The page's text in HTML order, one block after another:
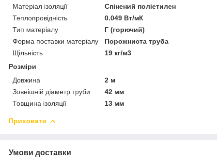
Матеріал ізоляції
Спінений поліетилен
Теплопровідність
0.049 Вт/мК
Тип матеріалу
Г (горючий)
Форма поставки матеріалу
Порожниста труба
Щільність
19 кг/м3
Розміри
Довжина
2 м
Зовнішній діаметр труби
42 мм
Товщина ізоляції
13 мм
Приховати
Умови доставки